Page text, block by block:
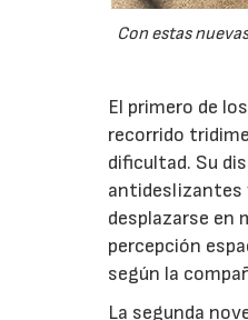
Con estas
El primero de
recorrido
dificultad. Su
antideslizantes
desplazarse en
percepción
según la
La segunda